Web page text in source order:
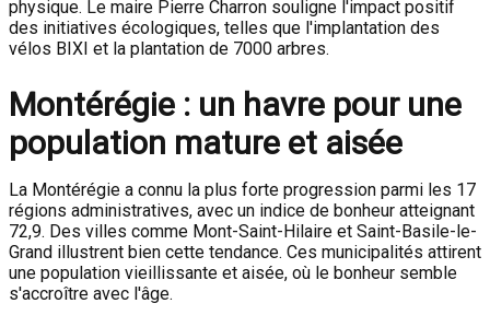
physique. Le maire Pierre Charron souligne l'impact positif
des initiatives écologiques, telles que l'implantation des
vélos BIXI et la plantation de 7000 arbres.
Montérégie : un havre pour une
population mature et aisée
La Montérégie a connu la plus forte progression parmi les 17
régions administratives, avec un indice de bonheur atteignant
72,9. Des villes comme Mont-Saint-Hilaire et Saint-Basile-le-
Grand illustrent bien cette tendance. Ces municipalités attirent
une population vieillissante et aisée, où le bonheur semble
s'accroître avec l'âge.